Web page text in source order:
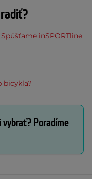
inSPORTline
bicykla?
vybrať? Poradíme